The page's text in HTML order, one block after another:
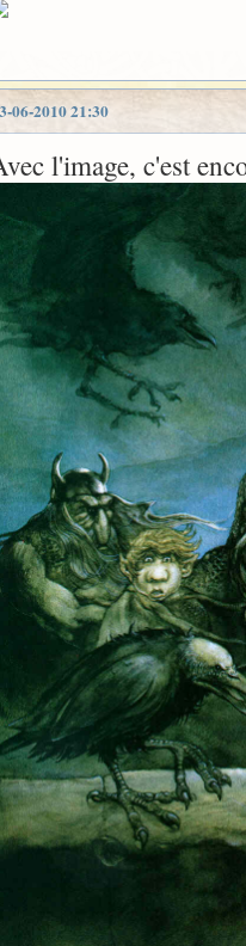
06-2010 21:30
l'image, c'est